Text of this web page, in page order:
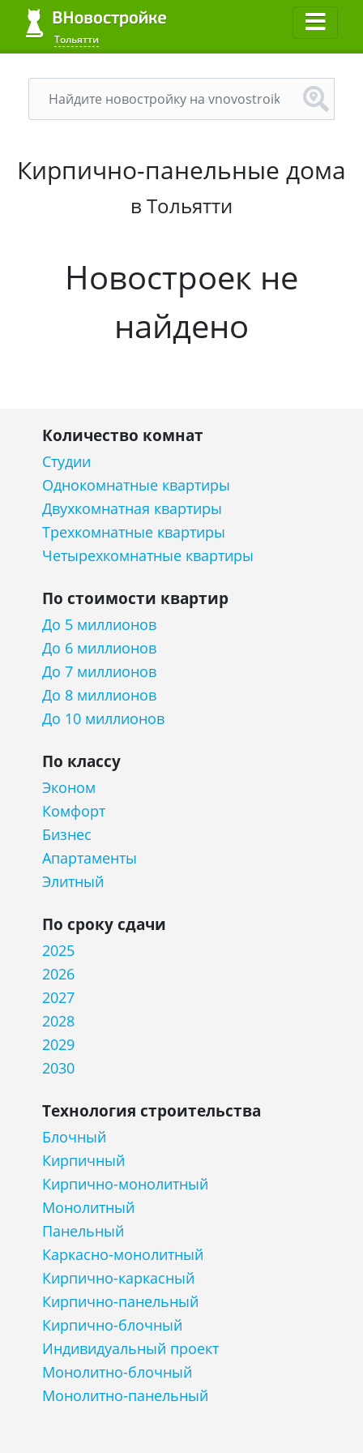
Тольятти
Кирпично-панельные дома
в Тольятти
Новостроек не
найдено
Количество комнат
Студии
Однокомнатные квартиры
Двухкомнатная квартиры
Трехкомнатные квартиры
Четырехкомнатные квартиры
По стоимости квартир
До 5 миллионов
До 6 миллионов
До 7 миллионов
До 8 миллионов
До 10 миллионов
По классу
Эконом
Комфорт
Бизнес
Апартаменты
Элитный
По сроку сдачи
2025
2026
2027
2028
2029
2030
Технология строительства
Блочный
Кирпичный
Кирпично-монолитный
Монолитный
Панельный
Каркасно-монолитный
Кирпично-каркасный
Кирпично-панельный
Кирпично-блочный
Индивидуальный проект
Монолитно-блочный
Монолитно-панельный